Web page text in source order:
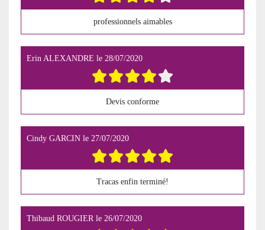
professionnels aimables
Erin ALEXANDRE le 28/07/2020
Devis conforme
Cindy GARCIN le 27/07/2020
Tracas enfin terminé!
Thibaud ROUGIERle 26/07/2020